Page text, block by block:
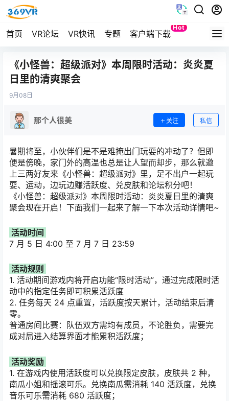
首页 VR论坛 VR快讯 专题 客户端下载
Hot
Quest
《小怪兽：超级派对》本周限时活动：炎炎夏
日里的清爽聚会
9月 08日
那个人很美 关注 私信
暑期将至，小伙伴们是不是难掩出门玩耍的冲动了？但即
便是傍晚，家门外的高温也总是让人望而却步，那么就邀
上三两好友来《小怪兽：超级派对》里，足不出户一起玩
耍、运动，边玩边赚活跃度、兑皮肤和论坛积分吧！
《小怪兽：超级派对》本周限时活动：炎炎夏日里的清爽
聚会现在开启！下面我们一起来了解一下本次活动详情吧~
活动时间
7 月 5 日 4:00 至 7 月 7 日 23:59
活动规则
1. 活动期间游戏内将开启功能“限时活动”，通过完成限时活
动中的指定任务即可积累活跃度
2. 任务每天 24 点重置，活跃度按天累计，活动结束后清
零。
普通房间比赛：队伍双方需均有成员，不论胜负，需要完
成对局进入结算界面才能累积活跃度；
活动奖励
1. 在游戏内使用活跃度可以兑换限定皮肤，皮肤共 2 种，
南瓜小姐和摇滚可乐。兑换南瓜需消耗 140 活跃度，兑换
音乐可乐需消耗 680 活跃度；